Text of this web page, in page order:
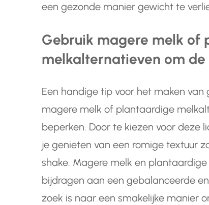
een gezonde manier gewicht te
Gebruik magere melk of
melkalternatieven om
Een handige tip voor het maken
magere melk of plantaardige
beperken. Door te kiezen voor deze
je genieten van een romige textuur
shake. Magere melk en
bijdragen aan een gebalanceerde
zoek is naar een smakelijke manier